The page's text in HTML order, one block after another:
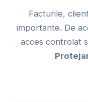
Facturile,
importante. De
acces controlat